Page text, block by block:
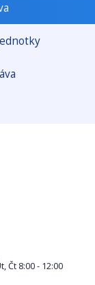
Čt 8:00 - 12:00